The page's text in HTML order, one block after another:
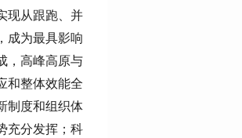
现从跟跑、并
成为最具影响
，高峰高原与
和整体效能全
制度和组织体
充分发挥；科